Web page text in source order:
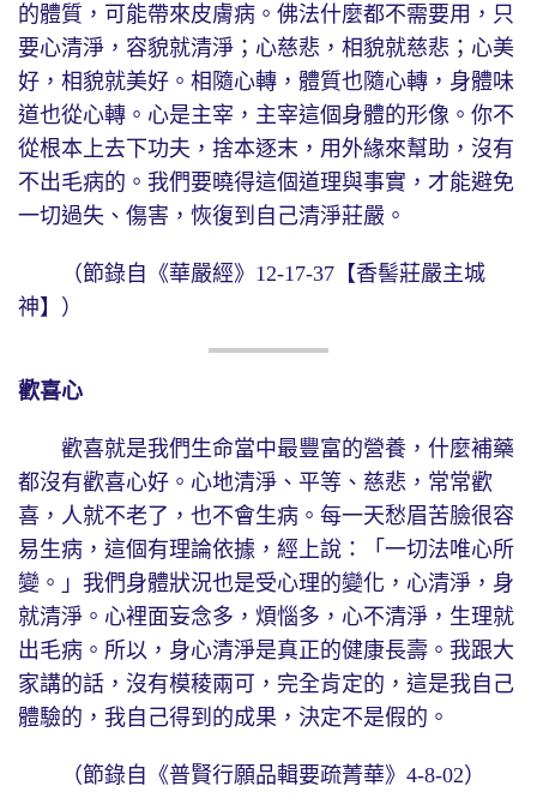
的體質，可能帶來皮膚病。佛法什麼都不需要用，只
要心清淨，容貌就清淨；心慈悲，相貌就慈悲；心美
好，相貌就美好。相隨心轉，體質也隨心轉，身體味
道也從心轉。心是主宰，主宰這個身體的形像。你不
從根本上去下功夫，捨本逐末，用外緣來幫助，沒有
不出毛病的。我們要曉得這個道理與事實，才能避免
一切過失、傷害，恢復到自己清淨莊嚴。
（節錄自《華嚴經》12-17-37【香髻莊嚴主城
神】）
歡喜心
歡喜就是我們生命當中最豐富的營養，什麼補藥
都沒有歡喜心好。心地清淨、平等、慈悲，常常歡
喜，人就不老了，也不會生病。每一天愁眉苦臉很容
易生病，這個有理論依據，經上說：「一切法唯心所
變。」我們身體狀況也是受心理的變化，心清淨，身
就清淨。心裡面妄念多，煩惱多，心不清淨，生理就
出毛病。所以，身心清淨是真正的健康長壽。我跟大
家講的話，沒有模稜兩可，完全肯定的，這是我自己
體驗的，我自己得到的成果，決定不是假的。
（節錄自《普賢行願品輯要疏菁華》4-8-02）